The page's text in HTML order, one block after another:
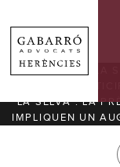
ACTUALITAT
“LA SELVA”: LA
IMPLIQUEN UN
DE CASOS PER A